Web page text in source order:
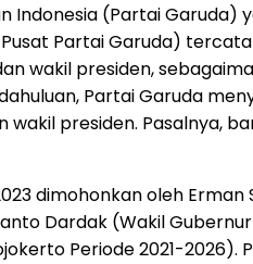
Indonesia (Partai Garuda)
Partai Garuda)
wakil presiden,
Partai Garuda
wakil presiden. Pasalnya,
dimohonkan oleh
Dardak (Wakil
Periode 2021-